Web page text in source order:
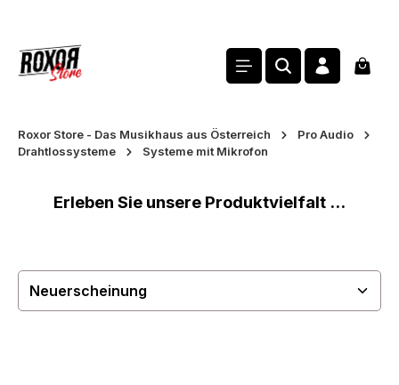
Roxor Store - Das Musikhaus aus Österreich
Pro Audio
Drahtlossysteme
Systeme mit Mikrofon
Erleben Sie unsere Produktvielfalt ...